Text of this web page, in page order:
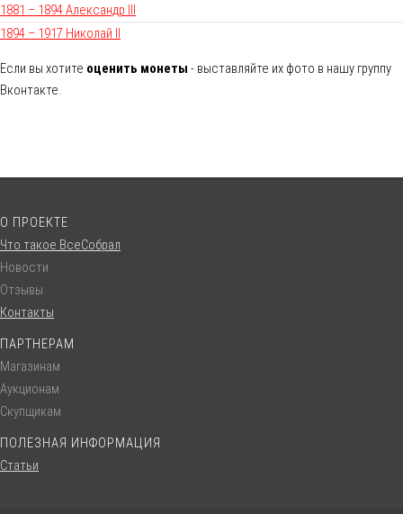
1881 – 1894 Александр III
1894 – 1917 Николай II
Если вы хотите оценить монеты - выставляйте их фото в нашу группу
Вконтакте.
О ПРОЕКТЕ
Что такое ВсеСобрал
Новости
Отзывы
Контакты
ПАРТНЕРАМ
Магазинам
Аукционам
Скупщикам
ПОЛЕЗНАЯ ИНФОРМАЦИЯ
Статьи